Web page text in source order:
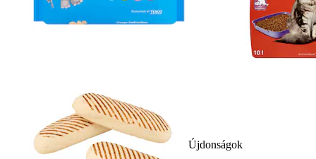
Újdonságok